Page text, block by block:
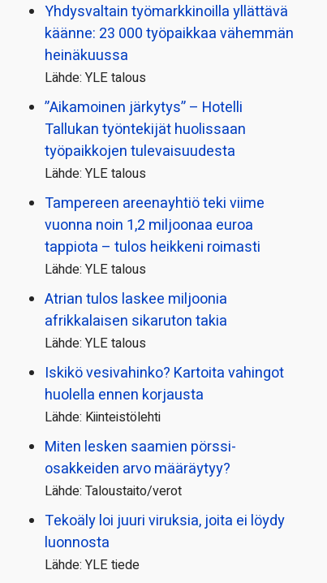
Yhdysvaltain työmarkkinoilla yllättävä
käänne: 23 000 työpaikkaa vähemmän
heinäkuussa
Lähde: YLE talous
”Aikamoinen järkytys” – Hotelli
Tallukan työntekijät huolissaan
työpaikkojen tulevaisuudesta
Lähde: YLE talous
Tampereen areenayhtiö teki viime
vuonna noin 1,2 miljoonaa euroa
tappiota – tulos heikkeni roimasti
Lähde: YLE talous
Atrian tulos laskee miljoonia
afrikkalaisen sikaruton takia
Lähde: YLE talous
Iskikö vesivahinko? Kartoita vahingot
huolella ennen korjausta
Lähde: Kiinteistölehti
Miten lesken saamien pörssi­
osakkeiden arvo määräytyy?
Lähde: Taloustaito/verot
Tekoäly loi juuri viruksia, joita ei löydy
luonnosta
Lähde: YLE tiede